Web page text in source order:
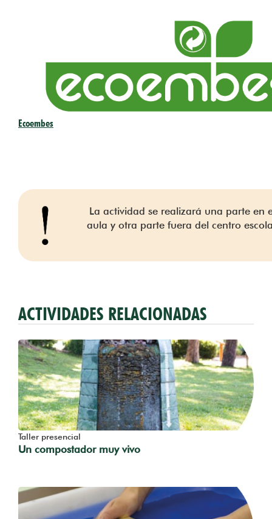
Ecoembes
La actividad se realizará una parte en
aula y otra parte fuera del centro
ACTIVIDADES RELACIONADAS
Taller presencial
Un compostador muy vivo